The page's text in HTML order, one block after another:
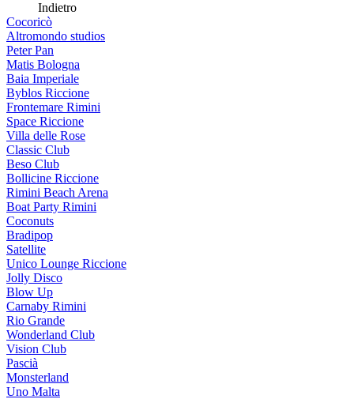
Indietro
Cocoricò
Altromondo studios
Peter Pan
Matis Bologna
Baia Imperiale
Byblos Riccione
Frontemare Rimini
Space Riccione
Villa delle Rose
Classic Club
Beso Club
Bollicine Riccione
Rimini Beach Arena
Boat Party Rimini
Coconuts
Bradipop
Satellite
Unico Lounge Riccione
Jolly Disco
Blow Up
Carnaby Rimini
Rio Grande
Wonderland Club
Vision Club
Pascià
Monsterland
Uno Malta